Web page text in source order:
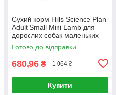
Сухий корм Hills Science Plan
Adult Small Mini Lamb для
дорослих собак маленьких
порід Хіллс 1.5 кг. з ягням
Готово до відправки
680,96 ₴ 1 064 ₴
Купити